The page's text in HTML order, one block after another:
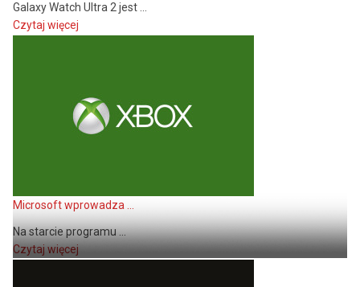
Galaxy Watch Ultra 2 jest ...
Czytaj więcej
Microsoft wprowadza ...
Na starcie programu ...
Czytaj więcej